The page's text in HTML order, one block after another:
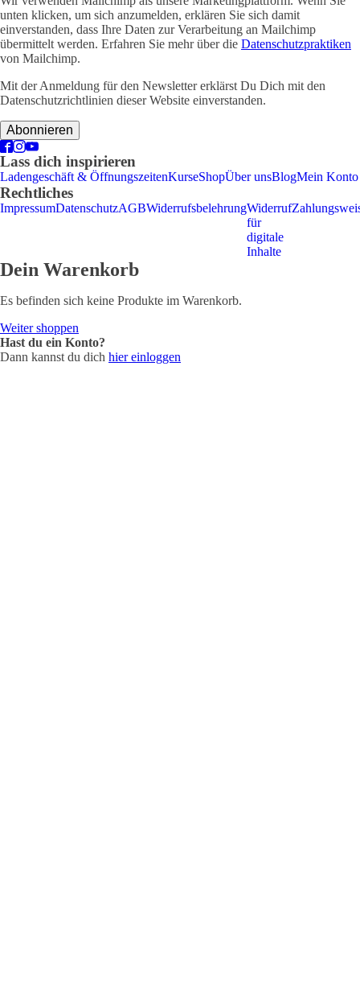
unten klicken, um sich anzumelden, erklären Sie sich damit
einverstanden, dass Ihre Daten zur Verarbeitung an Mailchimp
übermittelt werden. Erfahren Sie mehr über die Datenschutzpraktiken
von Mailchimp.
Mit der Anmeldung für den Newsletter erklärst Du Dich mit den
Datenschutzrichtlinien dieser Website einverstanden.
Lass dich inspirieren
Ladengeschäft & ÖffnungszeitenKurseShopÜber unsBlogMein Konto
Rechtliches
ImpressumDatenschutzAGBWiderrufsbelehrungWiderruf
für
digitale
Inhalte
Dein Warenkorb
Es befinden sich keine Produkte im Warenkorb.
Weiter shoppen
Hast du ein Konto?
Dann kannst du dich hier einloggen